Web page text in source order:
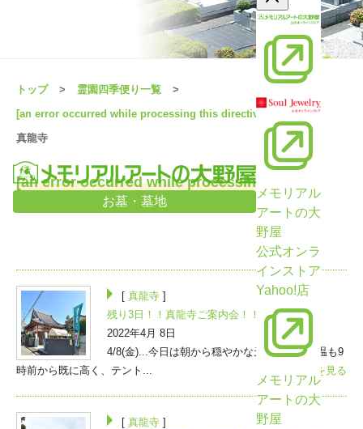
お墓・墓地
メモリアル
アートの大
野屋
公式オンラ
インストア
Yahoo!店
メモリアル
アートの大
野屋
トップ
霊園四季便り一覧
[an error occurred while processing this directive]
真龍寺
[an error occurred while processing this
directive] [ 真龍寺 ]
[ 真龍寺 ]
残り3日！！真龍寺ご案内会！！
2022年4月 8日
4/8(金)...今日は朝から穏やかな天気です☀気温も9
時前から既に高く、テント...
>>続きを見る
[ 真龍寺 ]